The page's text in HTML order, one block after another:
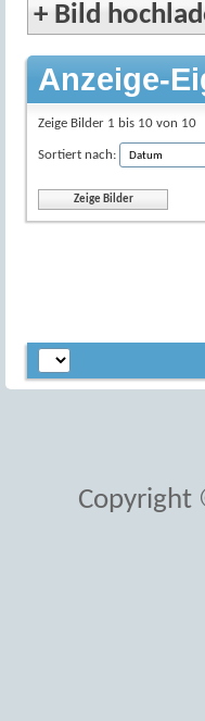
+ Bild
Anzeige-
Zeige Bilder 1 bis 10 von 10
Sortiert nach:
Copyright